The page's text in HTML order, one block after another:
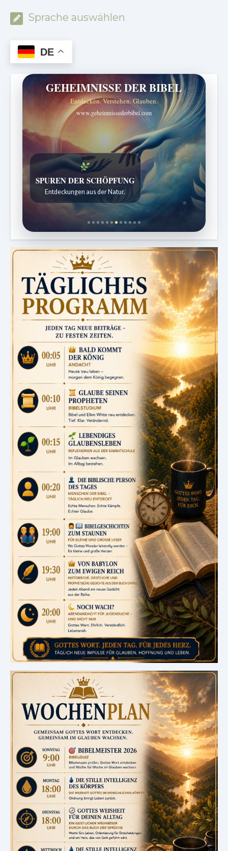
Sprache auswählen
DE
GEHEIMNISSE DER BIBEL
Entdecken. Verstehen. Glauben.
www.geheimnissederbibel.com
DIE STILLE INTELLIGENZ DES KÖRPERS
Ordnung bringt Leben zurück.